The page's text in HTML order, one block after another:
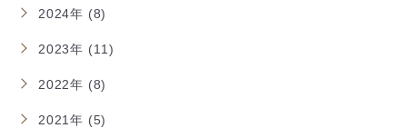
2024年 (8)
2023年 (11)
2022年 (8)
2021年 (5)